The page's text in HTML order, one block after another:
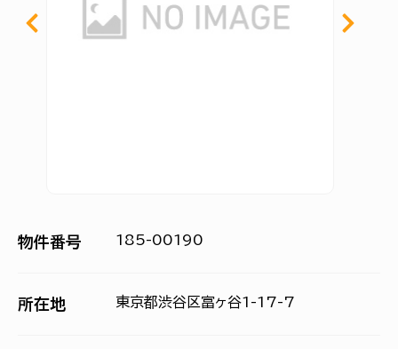
物件番号 185-00190
所在地 東京都渋谷区富ヶ谷1-17-7